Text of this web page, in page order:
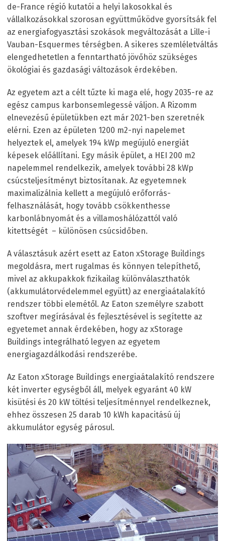
de-France régió kutatói a helyi lakosokkal és
vállalkozásokkal szorosan együttműködve gyorsítsák fel
az energiafogyasztási szokások megváltozását a Lille-i
Vauban-Esquermes térségben. A sikeres szemléletváltás
elengedhetetlen a fenntartható jövőhöz szükséges
ökológiai és gazdasági változások érdekében.
Az egyetem azt a célt tűzte ki maga elé, hogy 2035-re az
egész campus karbonsemlegessé váljon. A Rizomm
elnevezésű épületükben ezt már 2021-ben szeretnék
elérni. Ezen az épületen 1200 m2-nyi napelemet
helyeztek el, amelyek 194 kWp megújuló energiát
képesek előállítani. Egy másik épület, a HEI 200 m2
napelemmel rendelkezik, amelyek további 28 kWp
csúcsteljesítményt biztosítanak. Az egyetemnek
maximalizálnia kellett a megújuló erőforrás-
felhasználását, hogy tovább csökkenthesse
karbonlábnyomát és a villamoshálózattól való
kitettségét – különösen csúcsidőben.
A választásuk azért esett az Eaton xStorage Buildings
megoldásra, mert rugalmas és könnyen telepíthető,
mivel az akkupakkok fizikailag különválaszthatók
(akkumulátorvédelemmel együtt) az energiaátalakító
rendszer többi elemétől. Az Eaton személyre szabott
szoftver megírásával és fejlesztésével is segítette az
egyetemet annak érdekében, hogy az xStorage
Buildings integrálható legyen az egyetem
energiagazdálkodási rendszerébe.
Az Eaton xStorage Buildings energiaátalakító rendszere
két inverter egységből áll, melyek egyaránt 40 kW
kisütési és 20 kW töltési teljesítménnyel rendelkeznek,
ehhez összesen 25 darab 10 kWh kapacitású új
akkumulátor egység párosul.